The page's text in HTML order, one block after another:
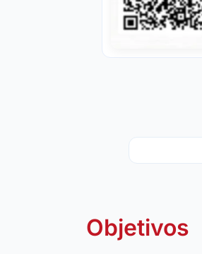
Objetivos